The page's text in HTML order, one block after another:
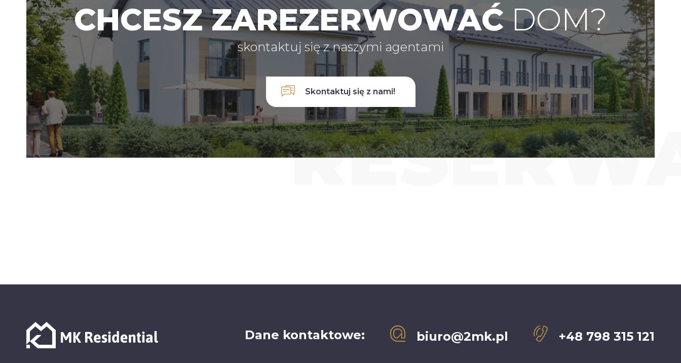
CHCESZ ZAREZERWOWAĆDOM?
skontaktuj się z naszymi agentami
Skontaktuj się z nami!
Dane kontaktowe: biuro@2mk.pl +48 798 315 121